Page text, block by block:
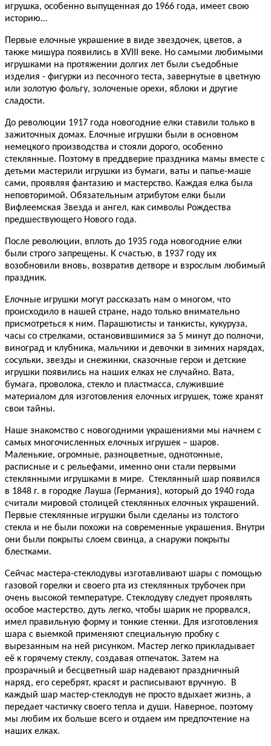
игрушка, особенно выпущенная до 1966 года, имеет свою
историю…
Первые елочные украшение в виде звездочек, цветов, а
также мишура появились в XVIII веке. Но самыми любимыми
игрушками на протяжении долгих лет были съедобные
изделия - фигурки из песочного теста, завернутые в цветную
или золотую фольгу, золоченые орехи, яблоки и другие
сладости.
До революции 1917 года новогодние елки ставили только в
зажиточных домах. Елочные игрушки были в основном
немецкого производства и стояли дорого, особенно
стеклянные. Поэтому в преддверие праздника мамы вместе с
детьми мастерили игрушки из бумаги, ваты и папье-маше
сами, проявляя фантазию и мастерство. Каждая елка была
неповторимой. Обязательным атрибутом елки были
Вифлеемская Звезда и ангел, как символы Рождества
предшествующего Нового года.
После революции, вплоть до 1935 года новогодние елки
были строго запрещены. К счастью, в 1937 году их
возобновили вновь, возвратив детворе и взрослым любимый
праздник.
Елочные игрушки могут рассказать нам о многом, что
происходило в нашей стране, надо только внимательно
присмотреться к ним. Парашютисты и танкисты, кукуруза,
часы со стрелками, остановившимися за 5 минут до полночи,
виноград и клубника, мальчики и девочки в зимних нарядах,
сосульки, звезды и снежинки, сказочные герои и детские
игрушки появились на наших елках не случайно. Вата,
бумага, проволока, стекло и пластмасса, служившие
материалом для изготовления елочных игрушек, тоже хранят
свои тайны.
Наше знакомство с новогодними украшениями мы начнем с
самых многочисленных елочных игрушек – шаров.
Маленькие, огромные, разноцветные, однотонные,
расписные и с рельефами, именно они стали первыми
стеклянными игрушками в мире. Стеклянный шар появился
в 1848 г. в городке Лауша (Германия), который до 1940 года
считали мировой столицей стеклянных елочных украшений.
Первые стеклянные игрушки были сделаны из толстого
стекла и не были похожи на современные украшения. Внутри
они были покрыты слоем свинца, а снаружи покрыты
блестками.
Сейчас мастера-стеклодувы изготавливают шары с помощью
газовой горелки и своего рта из стеклянных трубочек при
очень высокой температуре. Стеклодуву следует проявлять
особое мастерство, дуть легко, чтобы шарик не прорвался,
имел правильную форму и тонкие стенки. Для изготовления
шара с выемкой применяют специальную пробку с
вырезанным на ней рисунком. Мастер легко прикладывает
её к горячему стеклу, создавая отпечаток. Затем на
прозрачный и бесцветный шар надевают праздничный
наряд, его серебрят, красят и расписывают вручную.
В
каждый шар мастер-стеклодув не просто вдыхает жизнь, а
передает частичку своего тепла и души. Наверное, поэтому
мы любим их больше всего и отдаем им предпочтение на
наших елках.